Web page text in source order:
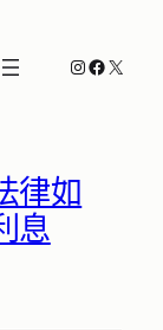
Instagram
X
律如
息